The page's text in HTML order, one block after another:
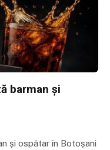
barman și
și ospătar în Botoșani